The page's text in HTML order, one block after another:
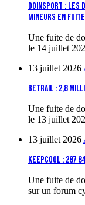
DoinSport : les
mineurs en
Une fuite de
le 14 juillet
13 juillet 2026
Betrail : 2,8
Une fuite de
le 13 juillet
13 juillet 2026
KeepCool : 287
Une fuite de
sur un forum